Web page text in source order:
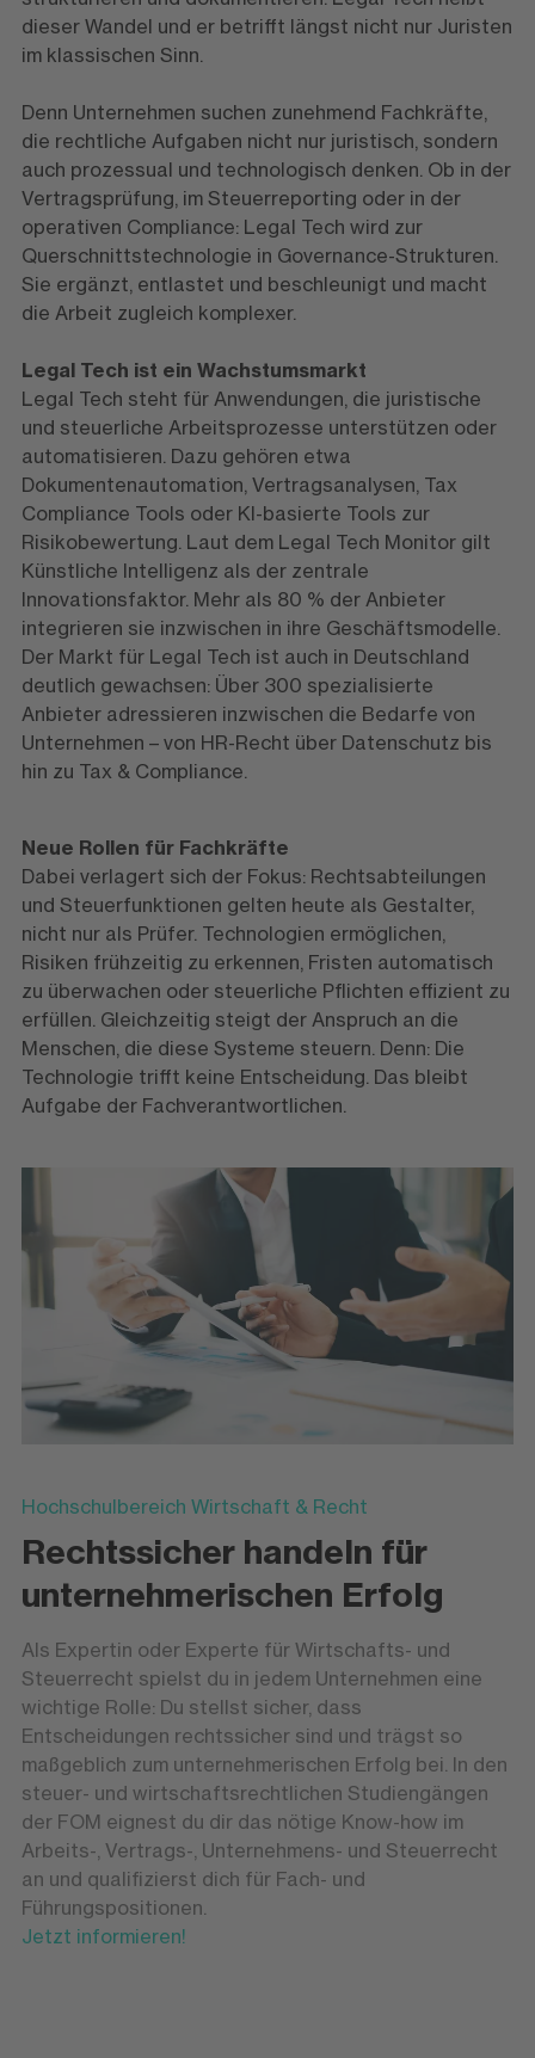
dieser Wandel und er betrifft längst nicht nur Juristen
im klassischen Sinn.
Denn Unternehmen suchen zunehmend Fachkräfte,
die rechtliche Aufgaben nicht nur juristisch, sondern
auch prozessual und technologisch denken. Ob in der
Vertragsprüfung, im Steuerreporting oder in der
operativen Compliance: Legal Tech wird zur
Querschnittstechnologie in Governance-Strukturen.
Sie ergänzt, entlastet und beschleunigt und macht
die Arbeit zugleich komplexer.
Legal Tech ist ein Wachstumsmarkt
Legal Tech steht für Anwendungen, die juristische
und steuerliche Arbeitsprozesse unterstützen oder
automatisieren. Dazu gehören etwa
Dokumentenautomation, Vertragsanalysen, Tax
Compliance Tools oder KI-basierte Tools zur
Risikobewertung. Laut dem Legal Tech Monitor gilt
Künstliche Intelligenz als der zentrale
Innovationsfaktor. Mehr als 80 % der Anbieter
integrieren sie inzwischen in ihre Geschäftsmodelle.
Der Markt für Legal Tech ist auch in Deutschland
deutlich gewachsen: Über 300 spezialisierte
Anbieter adressieren inzwischen die Bedarfe von
Unternehmen – von HR-Recht über Datenschutz bis
hin zu Tax & Compliance.
Neue Rollen für Fachkräfte
Dabei verlagert sich der Fokus: Rechtsabteilungen
und Steuerfunktionen gelten heute als Gestalter,
nicht nur als Prüfer. Technologien ermöglichen,
Risiken frühzeitig zu erkennen, Fristen automatisch
zu überwachen oder steuerliche Pflichten effizient zu
erfüllen. Gleichzeitig steigt der Anspruch an die
Menschen, die diese Systeme steuern. Denn: Die
Technologie trifft keine Entscheidung. Das bleibt
Aufgabe der Fachverantwortlichen.
Hochschulbereich Wirtschaft & Recht
Rechtssicher handeln für
unternehmerischen Erfolg
Als Expertin oder Experte für Wirtschafts- und
Steuerrecht spielst du in jedem Unternehmen eine
wichtige Rolle: Du stellst sicher, dass
Entscheidungen rechtssicher sind und trägst so
maßgeblich zum unternehmerischen Erfolg bei. In den
steuer- und wirtschaftsrechtlichen Studiengängen
der FOM eignest du dir das nötige Know-how im
Arbeits-, Vertrags-, Unternehmens- und Steuerrecht
an und qualifizierst dich für Fach- und
Führungspositionen.
Jetzt informieren!